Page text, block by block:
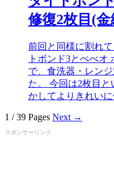
修復2枚目(
前回と同様に割れ
トボンド3とぺべオ
で、食洗器・レン
た。 今回は2枚目
かしてよりきれい
1 / 39 Pages Next →
スポンサーリンク